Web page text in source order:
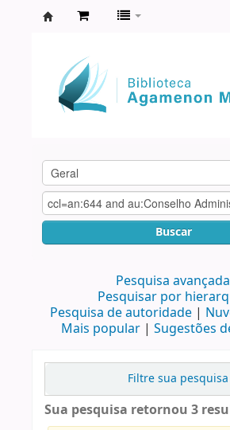
Agamenon
Magalhães
Buscar
Pesquisa avançada
Pesquisar por
Pesquisa de autoridade
Mais popular
Sugestões
Filtre sua pesquisa
Sua pesquisa retornou 3